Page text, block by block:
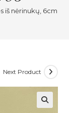
iš nėrinukų, 6cm,
Next Product